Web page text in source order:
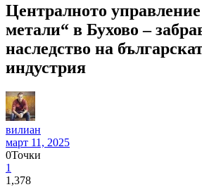
Централното
метали“ в Бухово –
наследство на
индустрия
вилиан
март 11, 2025
0Точки
1
1,378